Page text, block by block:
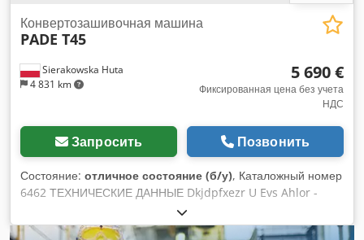
Sierakowska Huta
4 831 km
Конвертозашивочная машина
PADE T45
5 690 €
Фиксированная цена без учета
НДС
Запросить Позвонить
Состояние: отличное состояние (б/у), Каталожный номер
6462 ТЕХНИЧЕСКИЕ ДАННЫЕ Dkjdpfxezr U Evs Ahlor -
Двигатель 2,2 кВт - Питание 380В - Двигатель перемещения
головки 0,9 кВт - Диаметр патрубков для отвода стружки